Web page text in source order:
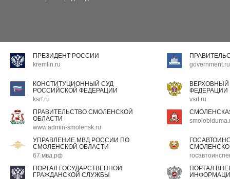
ПРЕЗИДЕНТ РОССИИ
kremlin.ru
government.ru
КОНСТИТУЦИОННЫЙ СУД
РОССИЙСКОЙ ФЕДЕРАЦИИ
ksrf.ru
ФЕДЕРАЦИИ
vsrf.ru
ПРАВИТЕЛЬСТВО СМОЛЕНСКОЙ
ОБЛАСТИ
www.admin-smolensk.ru
УПРАВЛЕНИЕ МВД РОССИИ ПО
СМОЛЕНСКОЙ ОБЛАСТИ
67.мвд.рф
ПОРТАЛ ГОСУДАРСТВЕННОЙ
ГРАЖДАНСКОЙ СЛУЖБЫ
ПОРТАЛ